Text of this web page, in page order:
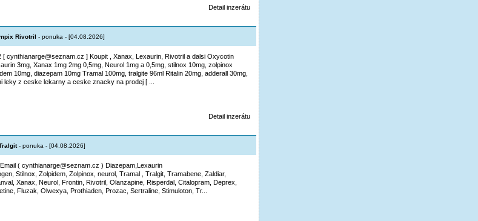
Detail inzerátu
Rivotril - ponuka - [04.08.2026]
[ cynthianarge@seznam.cz ] Koupit , Xanax, Lexaurin, Rivotril a dalsi Oxycotin
3mg, Xanax 1mg 2mg 0,5mg, Neurol 1mg a 0,5mg, stilnox 10mg, zolpinox
10mg, diazepam 10mg Tramal 100mg, tralgite 96ml Ritalin 20mg, adderall 30mg,
leky z ceske lekarny a ceske znacky na prodej [ ...
Detail inzerátu
- ponuka - [04.08.2026]
( cynthianarge@seznam.cz ) Diazepam,Lexaurin
Stilnox, Zolpidem, Zolpinox, neurol, Tramal , Tralgit, Tramabene, Zaldiar,
Xanax, Neurol, Frontin, Rivotril, Olanzapine, Risperdal, Citalopram, Deprex,
Fluzak, Olwexya, Prothiaden, Prozac, Sertraline, Stimuloton, Tr...